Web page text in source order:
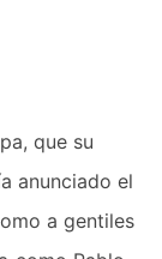
que su
anunciado el
a gentiles